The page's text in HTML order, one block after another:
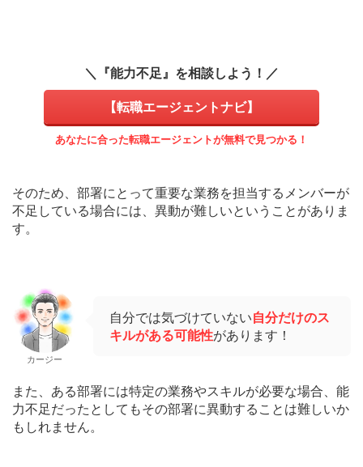
＼『能力不足』を相談しよう！／
【転職エージェントナビ】
あなたに合った転職エージェントが無料で見つかる！
そのため、部署にとって重要な業務を担当するメンバーが
不足している場合には、異動が難しいということがありま
す。
カージー
自分では気づけていない自分だけのス
キルがある可能性があります！
また、ある部署には特定の業務やスキルが必要な場合、能
力不足だったとしてもその部署に異動することは難しいか
もしれません。